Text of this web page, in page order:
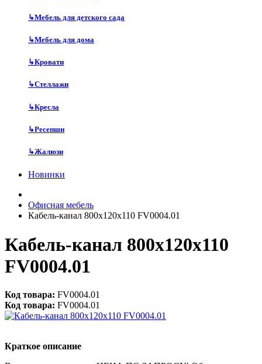
↳Мебель для детского сада
↳Мебель для дома
↳Кровати
↳Стеллажи
↳Кресла
↳Ресепшн
↳Жалюзи
Новинки
Офисная мебель
Кабель-канал 800х120х110 FV0004.01
Кабель-канал 800х120х110
FV0004.01
Код товара: FV0004.01
Код товара: FV0004.01
Краткое описание